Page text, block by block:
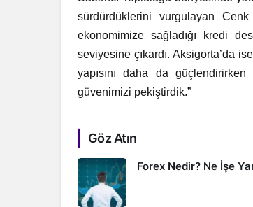
sürdürdüklerini vurgulayan
ekonomimize sağladığı kredi
seviyesine çıkardı. Aksigorta’da
yapısını daha da
güvenimizi pekiştirdik.”
Göz Atın
Forex Nedir? Ne İşe